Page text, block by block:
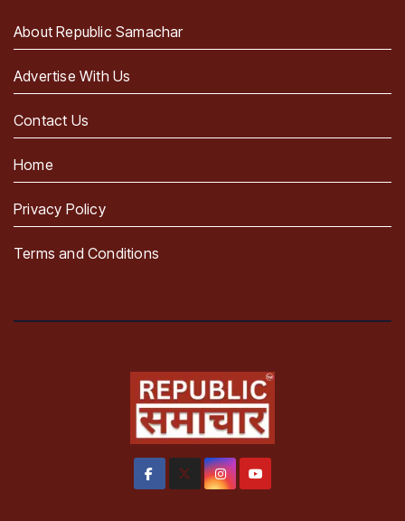
About Republic Samachar
Advertise With Us
Contact Us
Home
Privacy Policy
Terms and Conditions